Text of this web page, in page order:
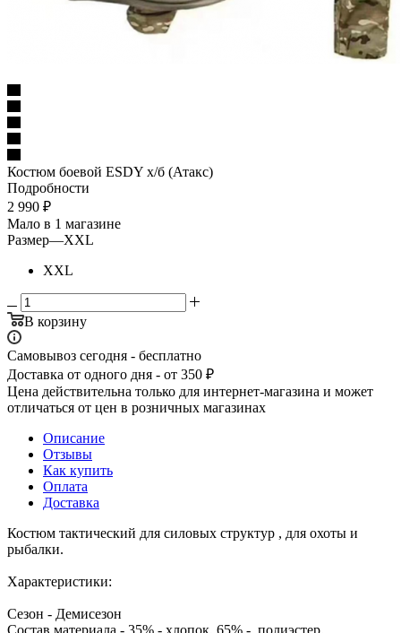
Костюм боевой ESDY х/б (Атакс)
Подробности
2 990 ₽
Мало в 1 магазине
Размер—XXL
XXL
В корзину
Самовывоз сегодня - бесплатно
Доставка от одного дня - от 350 ₽
Цена действительна только для интернет-магазина и может
отличаться от цен в розничных магазинах
Описание
Отзывы
Как купить
Оплата
Доставка
Костюм тактический для силовых структур , для охоты и
рыбалки.
Характеристики:
Сезон - Демисезон
Состав материала - 35% - хлопок, 65% - полиэстер.